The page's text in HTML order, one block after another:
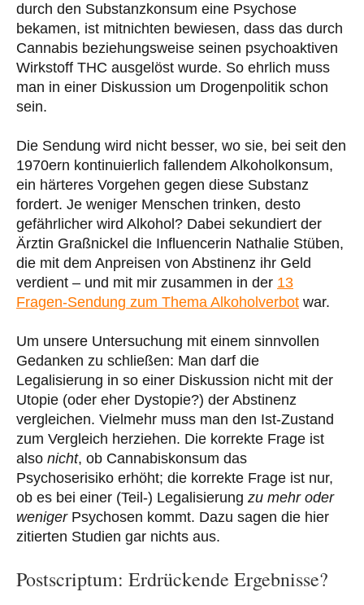
durch den Substanzkonsum eine Psychose
bekamen, ist mitnichten bewiesen, dass das durch
Cannabis beziehungsweise seinen psychoaktiven
Wirkstoff THC ausgelöst wurde. So ehrlich muss
man in einer Diskussion um Drogenpolitik schon
sein.
Die Sendung wird nicht besser, wo sie, bei seit den
1970ern kontinuierlich fallendem Alkoholkonsum,
ein härteres Vorgehen gegen diese Substanz
fordert. Je weniger Menschen trinken, desto
gefährlicher wird Alkohol? Dabei sekundiert der
Ärztin Graßnickel die Influencerin Nathalie Stüben,
die mit dem Anpreisen von Abstinenz ihr Geld
verdient – und mit mir zusammen in der 13
Fragen-Sendung zum Thema Alkoholverbot war.
Um unsere Untersuchung mit einem sinnvollen
Gedanken zu schließen: Man darf die
Legalisierung in so einer Diskussion nicht mit der
Utopie (oder eher Dystopie?) der Abstinenz
vergleichen. Vielmehr muss man den Ist-Zustand
zum Vergleich herziehen. Die korrekte Frage ist
also nicht, ob Cannabiskonsum das
Psychoserisiko erhöht; die korrekte Frage ist nur,
ob es bei einer (Teil-) Legalisierung zu mehr oder
wenigerPsychosen kommt. Dazu sagen die hier
zitierten Studien gar nichts aus.
Postscriptum: Erdrückende Ergebnisse?